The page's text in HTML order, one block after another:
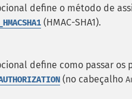
define o método de
(HMAC-SHA1).
define como passar
(no cabeçalho